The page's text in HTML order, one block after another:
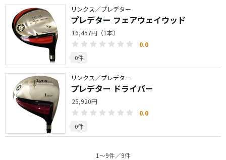
リンクス／プレデター
プレデター フェアウェイウッド
16,457円（1本）
0.0
0件
リンクス／プレデター
プレデター ドライバー
25,920円
0.0
0件
1〜9件／9件